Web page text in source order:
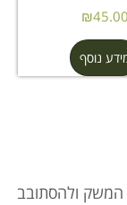
₪45.00
נוסף
המשק ולהסתובב